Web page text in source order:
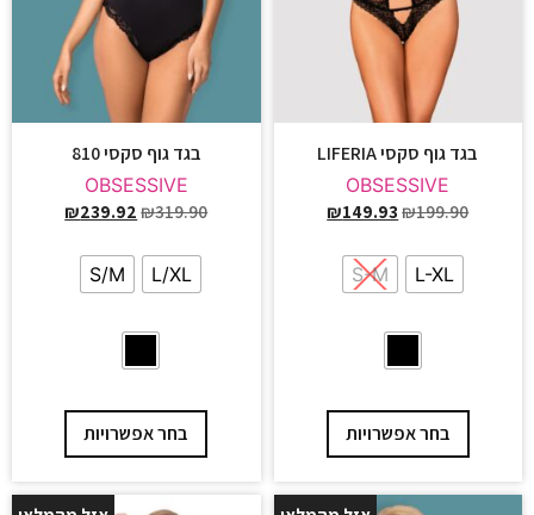
בגד גוף סקסי LIFERIA
OBSESSIVE
₪199.90
₪149.93
L-XL
S-M
בחר אפשרויות
בגד גוף סקסי 810
OBSESSIVE
₪319.90
₪239.92
L/XL
S/M
בחר אפשרויות